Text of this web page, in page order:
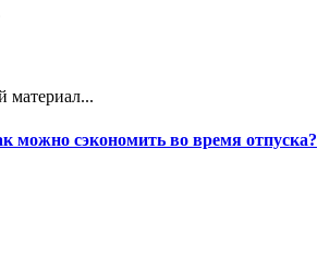
материал...
можно сэкономить во время отпуска?